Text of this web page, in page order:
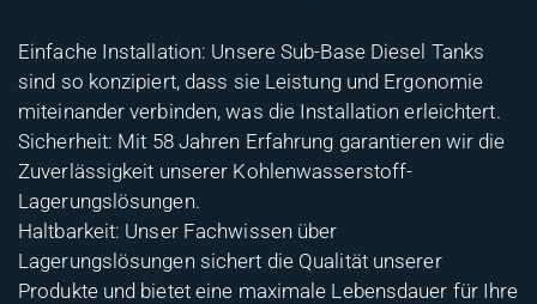
Einfache Installation: Unsere Sub-Base Diesel Tanks
sind so konzipiert, dass sie Leistung und Ergonomie
miteinander verbinden, was die Installation erleichtert.
Sicherheit: Mit 58 Jahren Erfahrung garantieren wir die
Zuverlässigkeit unserer Kohlenwasserstoff-
Lagerungslösungen.
Haltbarkeit: Unser Fachwissen über
Lagerungslösungen sichert die Qualität unserer
Produkte und bietet eine maximale Lebensdauer für Ihre